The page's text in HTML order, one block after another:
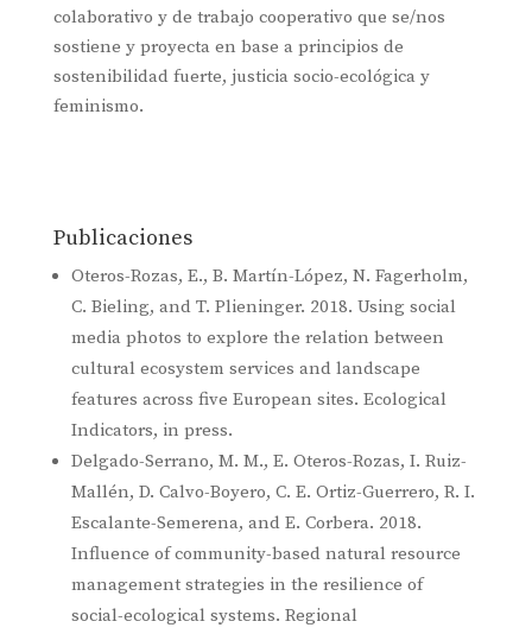
colaborativo y de trabajo cooperativo que se/nos
sostiene y proyecta en base a principios de
sostenibilidad fuerte, justicia socio-ecológica y
feminismo.
Publicaciones
Oteros-Rozas, E., B. Martín-López, N. Fagerholm,
C. Bieling, and T. Plieninger. 2018. Using social
media photos to explore the relation between
cultural ecosystem services and landscape
features across five European sites. Ecological
Indicators, in press.
Delgado-Serrano, M. M., E. Oteros-Rozas, I. Ruiz-
Mallén, D. Calvo-Boyero, C. E. Ortiz-Guerrero, R. I.
Escalante-Semerena, and E. Corbera. 2018.
Influence of community-based natural resource
management strategies in the resilience of
social-ecological systems. Regional